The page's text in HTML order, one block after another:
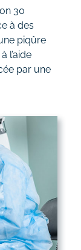
30
à des
piqûre
l’aide
par une